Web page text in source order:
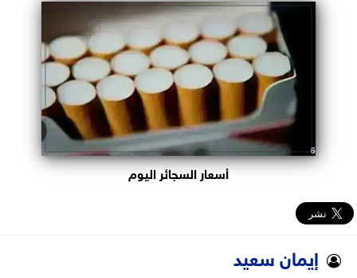
الوزارات
الأحزاب
أسعار السجائر اليوم
إيمان سعيد